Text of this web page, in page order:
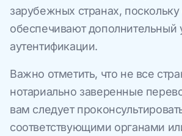
зарубежных странах, поскольку
обеспечивают дополнительный
аутентификации.
Важно отметить, что не все
нотариально заверенные
вам следует
соответствующими органами